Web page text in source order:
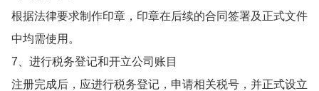
根据法律要求制作印章，印章在后续的合同签署及正式文件
中均需使用。
7、进行税务登记和开立公司账目
注册完成后，应进行税务登记，申请相关税号，并正式设立